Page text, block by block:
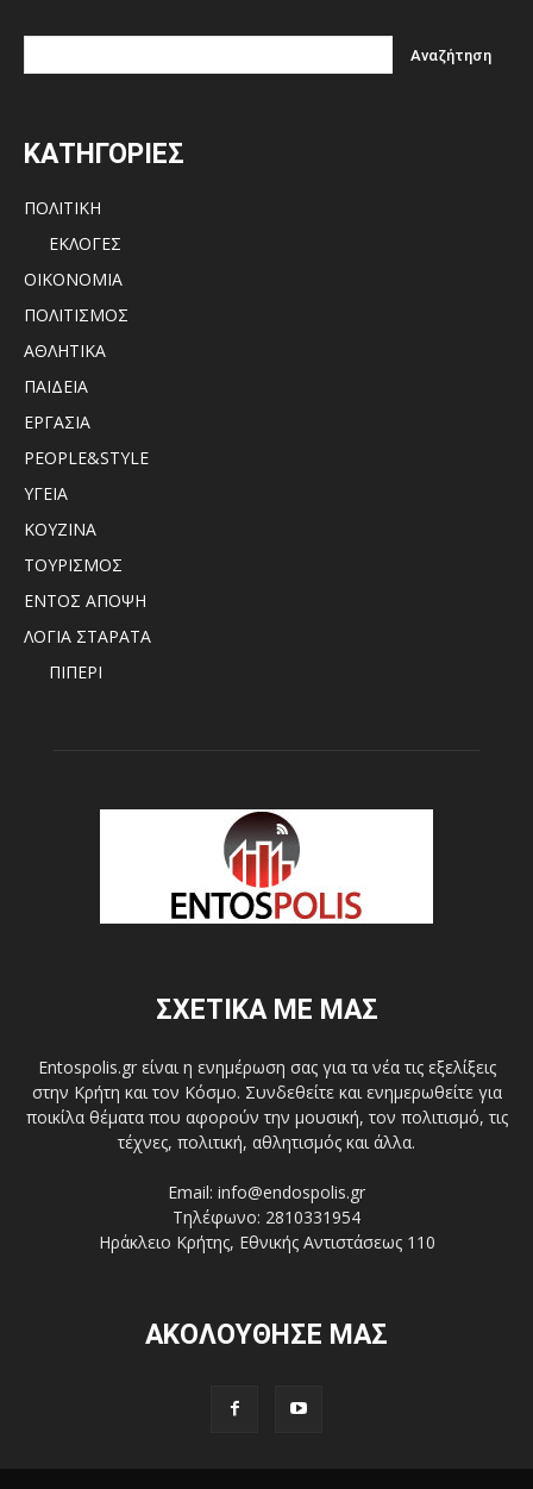
ΚΑΤΗΓΟΡΙΕΣ
ΠΟΛΙΤΙΚΗ
ΕΚΛΟΓΕΣ
ΟΙΚΟΝΟΜΙΑ
ΠΟΛΙΤΙΣΜΟΣ
ΑΘΛΗΤΙΚΑ
ΠΑΙΔΕΙΑ
ΕΡΓΑΣΙΑ
PEOPLE&STYLE
ΥΓΕΙΑ
ΚΟΥΖΙΝΑ
ΤΟΥΡΙΣΜΟΣ
ΕΝΤΟΣ ΑΠΟΨΗ
ΛΟΓΙΑ ΣΤΑΡΑΤΑ
ΠΙΠΕΡΙ
ΣΧΕΤΙΚΑ ΜΕ ΜΑΣ
Entospolis.gr είναι η ενημέρωση σας για τα νέα τις εξελίξεις
στην Κρήτη και τον Κόσμο. Συνδεθείτε και ενημερωθείτε για
ποικίλα θέματα που αφορούν την μουσική, τον πολιτισμό, τις
τέχνες, πολιτική, αθλητισμός και άλλα.
Email: info@endospolis.gr
Τηλέφωνο: 2810331954
Ηράκλειο Κρήτης, Εθνικής Αντιστάσεως 110
ΑΚΟΛΟΥΘΗΣΕ ΜΑΣ